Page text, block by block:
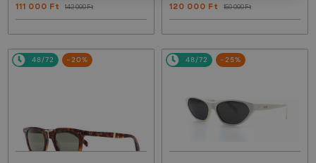
111 000 Ft 142 000 Ft 120 000 Ft 150 000 Ft
48/72 -20% 48/72 -25%